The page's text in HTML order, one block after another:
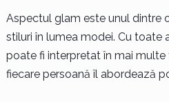
Aspectul glam este unul dintre
stiluri în lumea modei. Cu toate
poate fi interpretat în mai multe
fiecare persoană îl abordează